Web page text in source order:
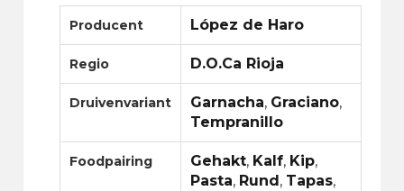
Producent López de Haro
Regio D.O.Ca Rioja
Druivenvariant Garnacha, Graciano,
Tempranillo
Foodpairing Gehakt, Kalf, Kip,
Pasta, Rund, Tapas,